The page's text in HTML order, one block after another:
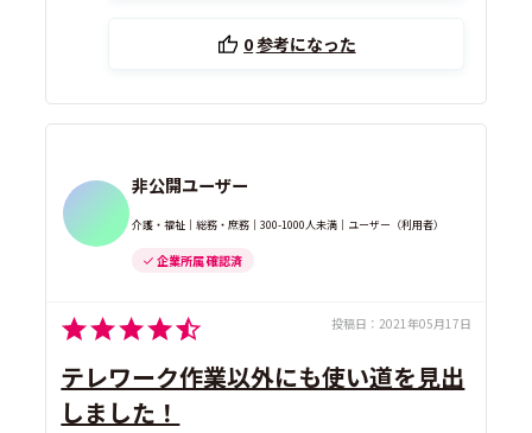
0参考になった
非公開ユーザー
介護・福祉｜総務・庶務｜300-1000人未満｜ユーザー（利用者）
企業所属 確認済
投稿日： 2021年05月17日
テレワーク作業以外にも使い道を見出
しました！